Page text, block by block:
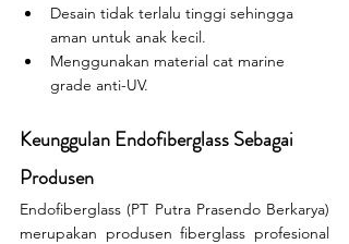
Desain tidak terlalu tinggi sehingga
aman untuk anak kecil.
Menggunakan material cat marine
grade anti-UV.
Keunggulan Endofiberglass Sebagai
Produsen
Endofiberglass (PT Putra Prasendo Berkarya)
merupakan produsen fiberglass profesional